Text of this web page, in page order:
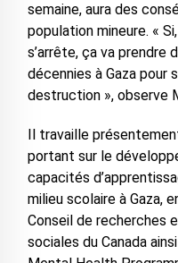
semaine, aura des
population mineure. «
s’arrête, ça va prendre
décennies à Gaza pour
destruction », observe
Il travaille
portant sur le
capacités
milieu scolaire à Gaza,
Conseil de recherches
sociales du Canada